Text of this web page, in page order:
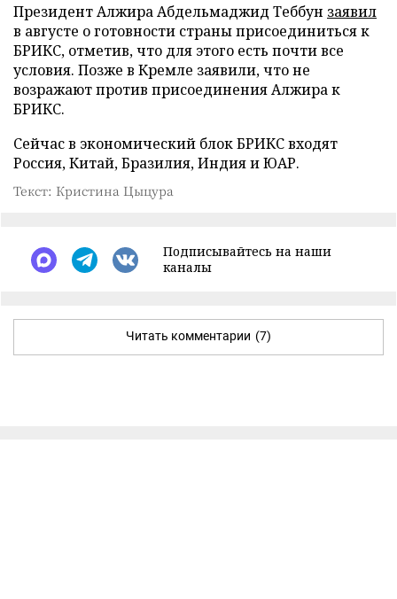
Президент Алжира Абдельмаджид Теббун заявил
в августе о готовности страны присоединиться к
БРИКС, отметив, что для этого есть почти все
условия. Позже в Кремле заявили, что не
возражают против присоединения Алжира к
БРИКС.
Сейчас в экономический блок БРИКС входят
Россия, Китай, Бразилия, Индия и ЮАР.
Текст: Кристина Цыцура
Подписывайтесь на наши
каналы
Читать комментарии (7)